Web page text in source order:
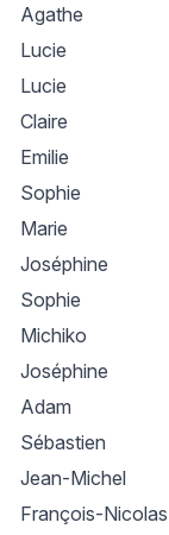
Agathe
Lucie
Lucie
Claire
Emilie
Sophie
Marie
Joséphine
Sophie
Michiko
Joséphine
Adam
Sébastien
Jean-Michel
François-Nicolas